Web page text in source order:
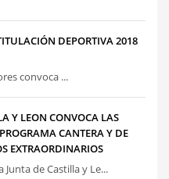
DEPORTIVA 2018
convoca ...
Y LEON CONVOCA LAS
CANTERA Y DE
EXTRAORDINARIOS
de Castilla y Le...